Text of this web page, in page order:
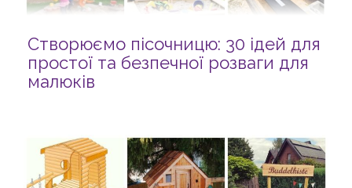
Створюємо пісочницю: 30 ідей для
простої та безпечної розваги для
малюків